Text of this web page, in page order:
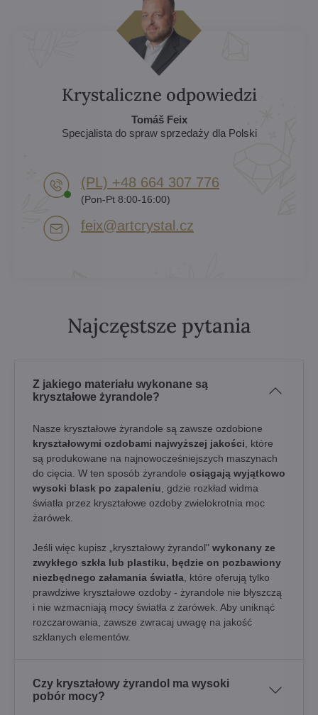
Krystaliczne odpowiedzi
Tomáš Feix
Specjalista do spraw sprzedaży dla Polski
(PL) +48 664 307 776
(Pon-Pt 8:00-16:00)
feix​@artcrystal​.cz
Najczęstsze pytania
Z jakiego materiału wykonane są
kryształowe żyrandole?
Nasze kryształowe żyrandole są zawsze ozdobione
kryształowymi ozdobami najwyższej jakości , które
są produkowane na najnowocześniejszych maszynach
do cięcia. W ten sposób żyrandole osiągają wyjątkowo
wysoki blask po zapaleniu , gdzie rozkład widma
światła przez kryształowe ozdoby zwielokrotnia moc
żarówek.
Jeśli więc kupisz „kryształowy żyrandol" wykonany ze
zwykłego szkła lub plastiku, będzie on pozbawiony
niezbędnego załamania światła , które oferują tylko
prawdziwe kryształowe ozdoby - żyrandole nie błyszczą
i nie wzmacniają mocy światła z żarówek. Aby uniknąć
rozczarowania, zawsze zwracaj uwagę na jakość
szklanych elementów.
Czy kryształowy żyrandol ma wysoki
pobór mocy?